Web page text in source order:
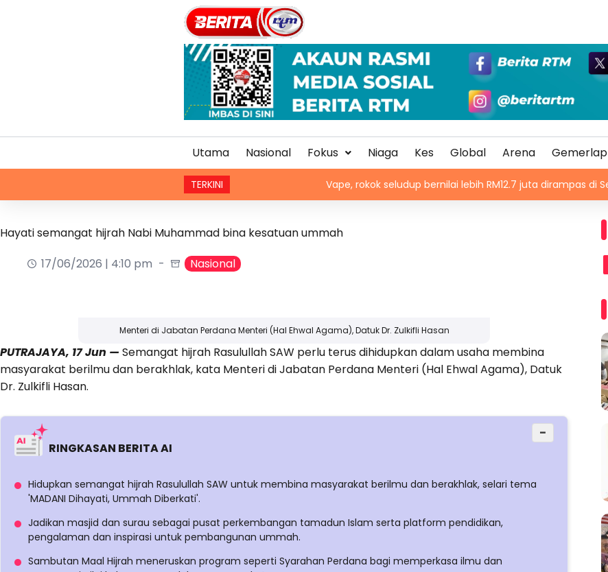
Utama Nasional Fokus Niaga Kes Global Arena Gemerlap
TERKINI Vape, rokok seludup bernilai lebih RM12.7 juta dirampas di Selangor
Hayati semangat hijrah Nabi Muhammad bina kesatuan ummah
17/06/2026 | 4:10 pm
Nasional
Menteri di Jabatan Perdana Menteri (Hal Ehwal Agama), Datuk Dr. Zulkifli Hasan
PUTRAJAYA, 17 Jun — Semangat hijrah Rasulullah SAW perlu terus dihidupkan dalam usaha membina
masyarakat berilmu dan berakhlak, kata Menteri di Jabatan Perdana Menteri (Hal Ehwal Agama), Datuk
Dr. Zulkifli Hasan.
RINGKASAN BERITA AI
−
Hidupkan semangat hijrah Rasulullah SAW untuk membina masyarakat berilmu dan berakhlak, selari tema
'MADANI Dihayati, Ummah Diberkati'.
Jadikan masjid dan surau sebagai pusat perkembangan tamadun Islam serta platform pendidikan,
pengalaman dan inspirasi untuk pembangunan ummah.
Sambutan Maal Hijrah meneruskan program seperti Syarahan Perdana bagi memperkasa ilmu dan